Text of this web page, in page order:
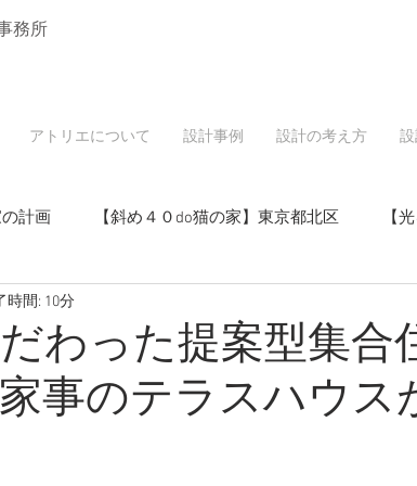
務所
アトリエについて 設計事例 設計の考え方
計画 【斜め４０do猫の家】東京都北区 【
ノベーション】東京都北区
ョンリノベーション】東京都北区
活用】東京都北区
わった提案型集合
事のテラスハウス
時間: 10分